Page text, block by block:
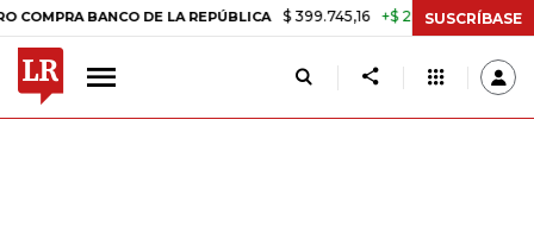
BANCO DE LA REPÚBLICA $ 399.745,16 +$ 2.295,71 +0,58%
SUSCRÍBASE